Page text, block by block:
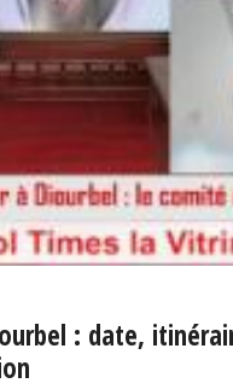
: date,